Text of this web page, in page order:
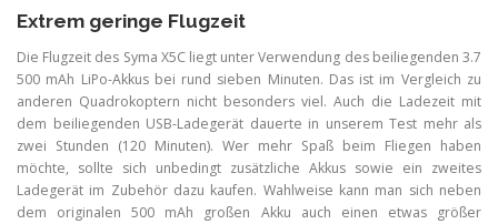
Extrem geringe Flugzeit
Die Flugzeit des Syma X5C liegt unter Verwendung des beiliegenden 3.7
500 mAh LiPo-Akkus bei rund sieben Minuten. Das ist im Vergleich zu
anderen Quadrokoptern nicht besonders viel. Auch die Ladezeit mit
dem beiliegenden USB-Ladegerät dauerte in unserem Test mehr als
zwei Stunden (120 Minuten). Wer mehr Spaß beim Fliegen haben
möchte, sollte sich unbedingt zusätzliche Akkus sowie ein zweites
Ladegerät im Zubehör dazu kaufen. Wahlweise kann man sich neben
dem originalen 500 mAh großen Akku auch einen etwas größer